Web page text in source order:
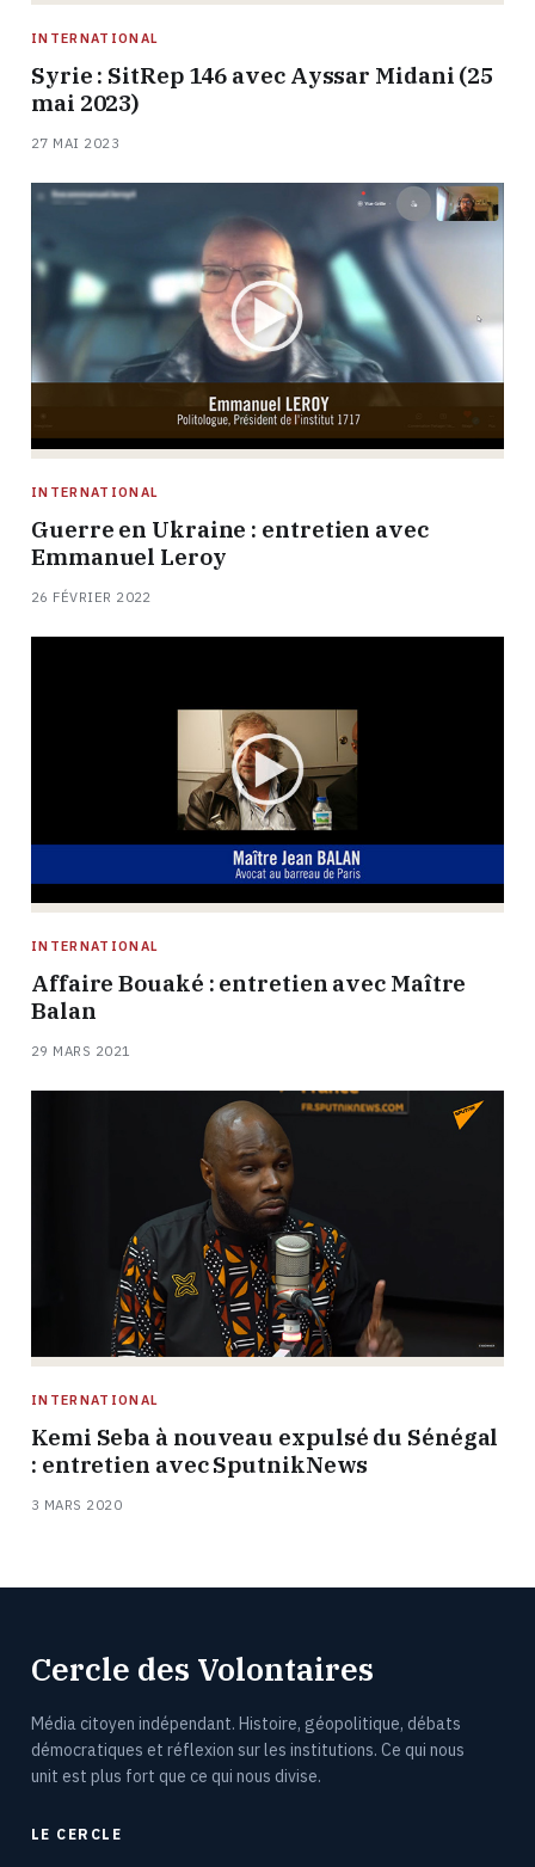
INTERNATIONAL
Syrie : SitRep 146 avec Ayssar Midani (25
mai 2023)
27 MAI 2023
INTERNATIONAL
Guerre en Ukraine : entretien avec
Emmanuel Leroy
26 FÉVRIER 2022
INTERNATIONAL
Affaire Bouaké : entretien avec Maître
Balan
29 MARS 2021
INTERNATIONAL
Kemi Seba à nouveau expulsé du Sénégal
: entretien avec SputnikNews
3 MARS 2020
Cercle des Volontaires
Média citoyen indépendant. Histoire, géopolitique, débats
démocratiques et réflexion sur les institutions. Ce qui nous
unit est plus fort que ce qui nous divise.
LE CERCLE